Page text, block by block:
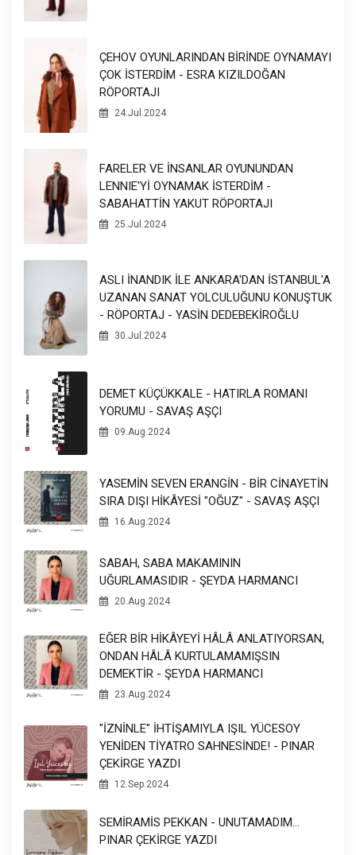
ÇEHOV OYUNLARINDAN BİRİNDE OYNAMAYI
ÇOK İSTERDİM - ESRA KIZILDOĞAN
RÖPORTAJI
24.Jul.2024
FARELER VE İNSANLAR OYUNUNDAN
LENNIE'Yİ OYNAMAK İSTERDİM -
SABAHATTİN YAKUT RÖPORTAJI
25.Jul.2024
ASLI İNANDIK İLE ANKARA'DAN İSTANBUL'A
UZANAN SANAT YOLCULUĞUNU KONUŞTUK
- RÖPORTAJ - YASİN DEDEBEKİROĞLU
30.Jul.2024
DEMET KÜÇÜKKALE - HATIRLA ROMANI
YORUMU - SAVAŞ AŞÇI
09.Aug.2024
YASEMİN SEVEN ERANGİN - BİR CİNAYETİN
SIRA DIŞI HİKÂYESİ "OĞUZ" - SAVAŞ AŞÇI
16.Aug.2024
SABAH, SABA MAKAMININ
UĞURLAMASIDIR - ŞEYDA HARMANCI
20.Aug.2024
EĞER BİR HİKÂYEYİ HÂLÂ ANLATIYORSAN,
ONDAN HÂLÂ KURTULAMAMIŞSIN
DEMEKTİR - ŞEYDA HARMANCI
23.Aug.2024
"İZNİNLE" İHTİŞAMIYLA IŞIL YÜCESOY
YENİDEN TİYATRO SAHNESİNDE! - PINAR
ÇEKİRGE YAZDI
12.Sep.2024
SEMİRAMİS PEKKAN - UNUTAMADIM...
PINAR ÇEKİRGE YAZDI